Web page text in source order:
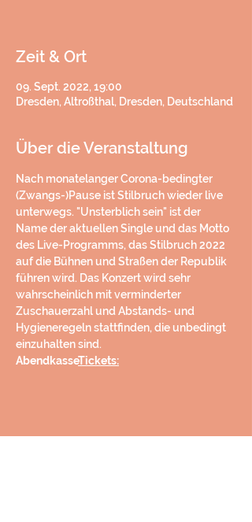
Zeit & Ort
09. Sept. 2022, 19:00
Dresden, Altroßthal, Dresden, Deutschland
Über die Veranstaltung
Nach monatelanger Corona-bedingter
(Zwangs-)Pause ist Stilbruch wieder live
unterwegs. "Unsterblich sein" ist der
Name der aktuellen Single und das Motto
des Live-Programms, das Stilbruch 2022
auf die Bühnen und Straßen der Republik
führen wird. Das Konzert wird sehr
wahrscheinlich mit verminderter
Zuschauerzahl und Abstands- und
Hygieneregeln stattfinden, die unbedingt
einzuhalten sind.
AbendkasseTickets: